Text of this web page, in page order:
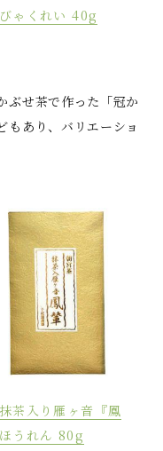
ゃくれい 40g
ぶせ茶で作った「冠か
もあり、バリエーショ
茶入り雁ヶ音『鳳
うれん 80g